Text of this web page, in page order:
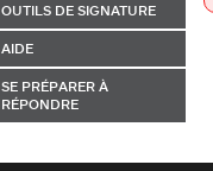
OUTILS DE SIGNATURE
AIDE
SE PRÉPARER À
RÉPONDRE